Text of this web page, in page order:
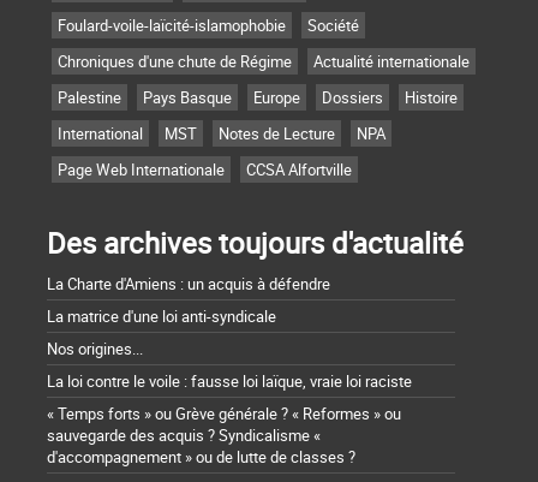
Foulard-voile-laïcité-islamophobie
Société
Chroniques d'une chute de Régime
Actualité internationale
Palestine
Pays Basque Europe Dossiers
Histoire
International
MST Notes de Lecture
NPA
Page Web Internationale
CCSA Alfortville
Des archives toujours d'actualité
La Charte d'Amiens : un acquis à défendre
La matrice d'une loi anti-syndicale
Nos origines...
La loi contre le voile : fausse loi laïque, vraie loi raciste
« Temps forts » ou Grève générale ? « Reformes » ou
sauvegarde des acquis ? Syndicalisme «
d'accompagnement » ou de lutte de classes ?